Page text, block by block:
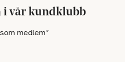
i vår kundklubb
medlem*